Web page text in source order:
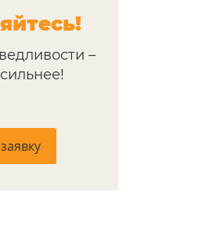
–